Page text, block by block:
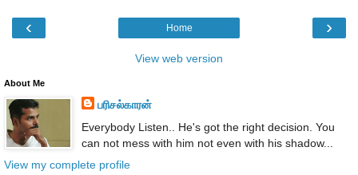
‹ ›
Home
View web version
About Me
பரிசல்காரன்
Everybody Listen.. He's got the right decision. You
can not mess with him not even with his shadow...
View my complete profile